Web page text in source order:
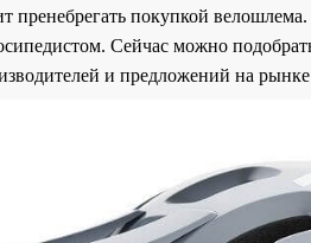
пренебрегать покупкой
Сейчас можно
и предложений на